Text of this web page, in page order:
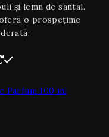
și lemn de santal.
o prospețime